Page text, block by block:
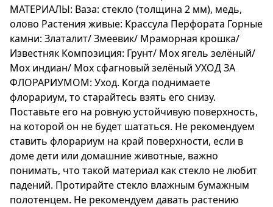
МАТЕРИАЛЫ: Ваза: стекло (толщина 2 мм), медь,
олово Растения живые: Крассула Перфората Горные
камни: Златалит/ Змеевик/ Мраморная крошка/
Известняк Композиция: Грунт/ Мох ягель зелёный/
Мох индиан/ Мох сфагновый зелёный УХОД ЗА
ФЛОРАРИУМОМ: Уход. Когда поднимаете
флорариум, то старайтесь взять его снизу.
Поставьте его на ровную устойчивую поверхность,
на которой он не будет шататься. Не рекомендуем
ставить флорариум на край поверхности, если в
доме дети или домашние животные, важно
понимать, что такой материал как стекло не любит
падений. Протирайте стекло влажным бумажным
полотенцем. Не рекомендуем давать растению